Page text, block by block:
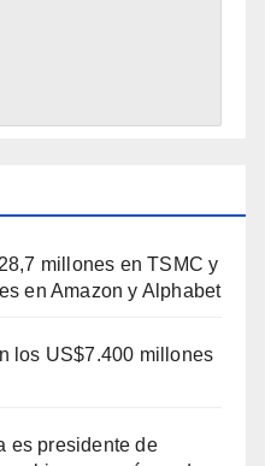
millones en TSMC y
en Amazon y Alphabet
los US$7.400 millones
es presidente de